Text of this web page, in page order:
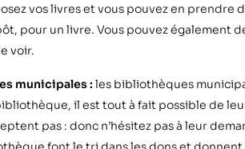
vos livres et vous pouvez en prendre
pour un livre. Vous pouvez également
voir.
municipales : les bibliothèques
il est tout à fait possible de
pas : donc n’hésitez pas à leur